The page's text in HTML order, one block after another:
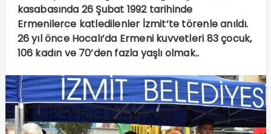
kasabasında 26 Şubat 1992 tarihinde
Ermenilerce katledilenler İzmit’te törenle anıldı.
26 yıl önce Hocalı’da Ermeni kuvvetleri 83 çocuk,
106 kadın ve 70’den fazla yaşlı olmak..